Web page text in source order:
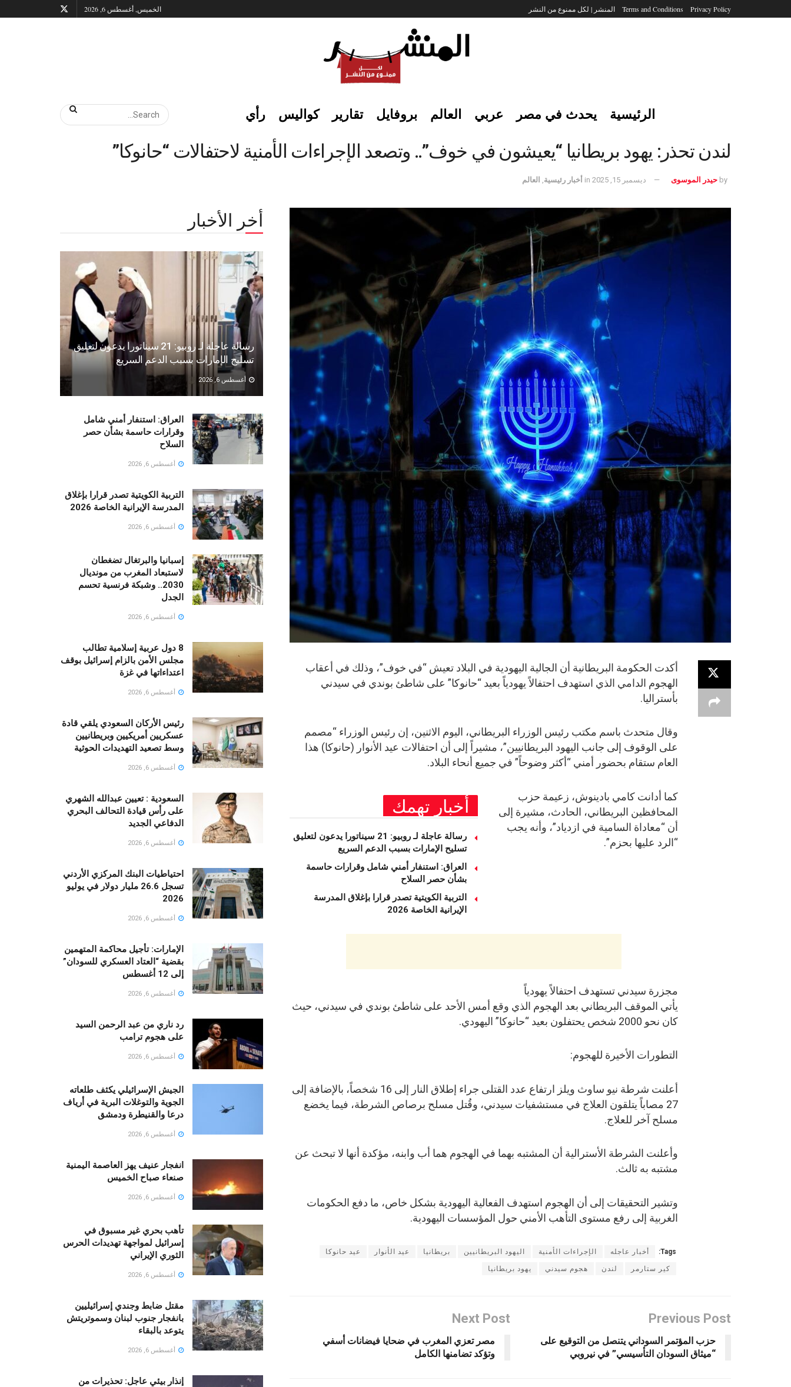
Privacy Policy
Terms and Conditions المنشر | لكل ممنوع من النشر الخميس, أغسطس 6, 2026
الرئيسية يحدث في مصر عربي العالم بروفايل تقارير كواليس رأي
لندن تحذر: يهود بريطانيا “يعيشون في خوف”.. وتصعد الإجراءات الأمنية لاحتفالات “حانوكا”
by حيدر الموسوى ديسمبر 15, 2025 in أخبار رئيسية العالم
أكدت الحكومة البريطانية أن الجالية اليهودية في البلاد تعيش “في خوف”، وذلك في أعقاب
الهجوم الدامي الذي استهدف احتفالاً يهودياً بعيد “حانوكا” على شاطئ بوندي في سيدني
بأستراليا.
وقال متحدث باسم مكتب رئيس الوزراء البريطاني، اليوم الاثنين، إن رئيس الوزراء “مصمم
على الوقوف إلى جانب اليهود البريطانيين”، مشيراً إلى أن احتفالات عيد الأنوار (حانوكا) هذا
العام ستقام بحضور أمني “أكثر وضوحاً” في جميع أنحاء البلاد.
أخبار تهمك
رسالة عاجلة لـ روبيو: 21 سيناتورا يدعون لتعليق
تسليح الإمارات بسبب الدعم السريع
العراق: استنفار أمني شامل وقرارات حاسمة
بشأن حصر السلاح
التربية الكويتية تصدر قرارا بإغلاق المدرسة
الإيرانية الخاصة 2026
كما أدانت كامي بادينوش، زعيمة حزب
المحافظين البريطاني، الحادث، مشيرة إلى
أن “معاداة السامية في ازدياد”، وأنه يجب
“الرد عليها بحزم”.
مجزرة سيدني تستهدف احتفالاً يهودياً
يأتي الموقف البريطاني بعد الهجوم الذي وقع أمس الأحد على شاطئ بوندي في سيدني، حيث
كان نحو 2000 شخص يحتفلون بعيد “حانوكا” اليهودي.
التطورات الأخيرة للهجوم:
أعلنت شرطة نيو ساوث ويلز ارتفاع عدد القتلى جراء إطلاق النار إلى 16 شخصاً، بالإضافة إلى
27 مصاباً يتلقون العلاج في مستشفيات سيدني، وقُتل مسلح برصاص الشرطة، فيما يخضع
مسلح آخر للعلاج.
وأعلنت الشرطة الأسترالية أن المشتبه بهما في الهجوم هما أب وابنه، مؤكدة أنها لا تبحث عن
مشتبه به ثالث.
وتشير التحقيقات إلى أن الهجوم استهدف الفعالية اليهودية بشكل خاص، ما دفع الحكومات
الغربية إلى رفع مستوى التأهب الأمني حول المؤسسات اليهودية.
Tags: أخبار عاجله الإجراءات الأمنية اليهود البريطانيين بريطانيا عيد الأنوار عيد حانوكا
كير ستارمر لندن هجوم سيدني يهود بريطانيا
Previous Post
حزب المؤتمر السوداني يتنصل من التوقيع على
“ميثاق السودان التأسيسي” في نيروبي
Next Post
مصر تعزي المغرب في ضحايا فيضانات أسفي
وتؤكد تضامنها الكامل
أخر الأخبار
رسالة عاجلة لـ روبيو: 21 سيناتورا يدعون لتعليق
تسليح الإمارات بسبب الدعم السريع
أغسطس 6, 2026
العراق: استنفار أمني شامل
وقرارات حاسمة بشأن حصر
السلاح
أغسطس 6, 2026
التربية الكويتية تصدر قرارا بإغلاق
المدرسة الإيرانية الخاصة 2026
أغسطس 6, 2026
إسبانيا والبرتغال تضغطان
لاستبعاد المغرب من مونديال
2030.. وشبكة فرنسية تحسم
الجدل
أغسطس 6, 2026
8 دول عربية إسلامية تطالب
مجلس الأمن بالزام إسرائيل بوقف
اعتداءاتها في غزة
أغسطس 6, 2026
رئيس الأركان السعودي يلقي قادة
عسكريين أمريكيين وبريطانيين
وسط تصعيد التهديدات الحوثية
أغسطس 6, 2026
السعودية : تعيين عبدالله الشهري
على رأس قيادة التحالف البحري
الدفاعي الجديد
أغسطس 6, 2026
احتياطيات البنك المركزي الأردني
تسجل 26.6 مليار دولار في يوليو
2026
أغسطس 6, 2026
الإمارات: تأجيل محاكمة المتهمين
بقضية “العتاد العسكري للسودان”
إلى 12 أغسطس
أغسطس 6, 2026
رد ناري من عبد الرحمن السيد
على هجوم ترامب
أغسطس 6, 2026
الجيش الإسرائيلي يكثف طلعاته
الجوية والتوغلات البرية في أرياف
درعا والقنيطرة ودمشق
أغسطس 6, 2026
انفجار عنيف يهز العاصمة اليمنية
صنعاء صباح الخميس
أغسطس 6, 2026
تأهب بحري غير مسبوق في
إسرائيل لمواجهة تهديدات الحرس
الثوري الإيراني
أغسطس 6, 2026
مقتل ضابط وجندي إسرائيليين
بانفجار جنوب لبنان وسموتريتش
يتوعد بالبقاء
أغسطس 6, 2026
إنذار بيئي عاجل: تحذيرات من